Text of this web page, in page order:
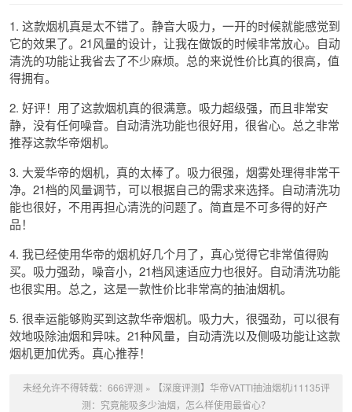
1. 这款烟机真是太不错了。静音大吸力，一开的时候就能感觉到
它的效果了。21风量的设计，让我在做饭的时候非常放心。自动
清洗的功能让我省去了不少麻烦。总的来说性价比真的很高，值
得拥有。
2. 好评！用了这款烟机真的很满意。吸力超级强，而且非常安
静，没有任何噪音。自动清洗功能也很好用，很省心。总之非常
推荐这款华帝烟机。
3. 大爱华帝的烟机，真的太棒了。吸力很强，烟雾处理得非常干
净。21档的风量调节，可以根据自己的需求来选择。自动清洗功
能也很好，不用再担心清洗的问题了。简直是不可多得的好产
品！
4. 我已经使用华帝的烟机好几个月了，真心觉得它非常值得购
买。吸力强劲，噪音小，21档风速适应力也很好。自动清洗功能
也很实用。总之，这是一款性价比非常高的抽油烟机。
5. 很幸运能够购买到这款华帝烟机。吸力大，很强劲，可以很有
效地吸除油烟和异味。21种风量，自动清洗以及侧吸功能让这款
烟机更加优秀。真心推荐！
未经允许不得转载： 666评测 »
【深度评测】华帝VATTI抽油烟机i11135评
测：究竟能吸多少油烟，怎么样使用最省心？